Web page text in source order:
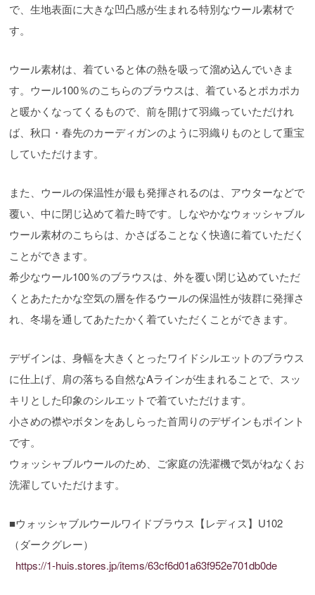
で、生地表面に大きな凹凸感が生まれる特別なウール素材で
す。
ウール素材は、着ていると体の熱を吸って溜め込んでいきま
す。ウール100％のこちらのブラウスは、着ているとポカポカ
と暖かくなってくるもので、前を開けて羽織っていただけれ
ば、秋口・春先のカーディガンのように羽織りものとして重宝
していただけます。
また、ウールの保温性が最も発揮されるのは、アウターなどで
覆い、中に閉じ込めて着た時です。しなやかなウォッシャブル
ウール素材のこちらは、かさばることなく快適に着ていただく
ことができます。
希少なウール100％のブラウスは、外を覆い閉じ込めていただ
くとあたたかな空気の層を作るウールの保温性が抜群に発揮さ
れ、冬場を通してあたたかく着ていただくことができます。
デザインは、身幅を大きくとったワイドシルエットのブラウス
に仕上げ、肩の落ちる自然なAラインが生まれることで、スッ
キリとした印象のシルエットで着ていただけます。
小さめの襟やボタンをあしらった首周りのデザインもポイント
です。
ウォッシャブルウールのため、ご家庭の洗濯機で気がねなくお
洗濯していただけます。
■ウォッシャブルウールワイドブラウス【レディス】U102
（ダークグレー）
https://1-huis.stores.jp/items/63cf6d01a63f952e701db0de